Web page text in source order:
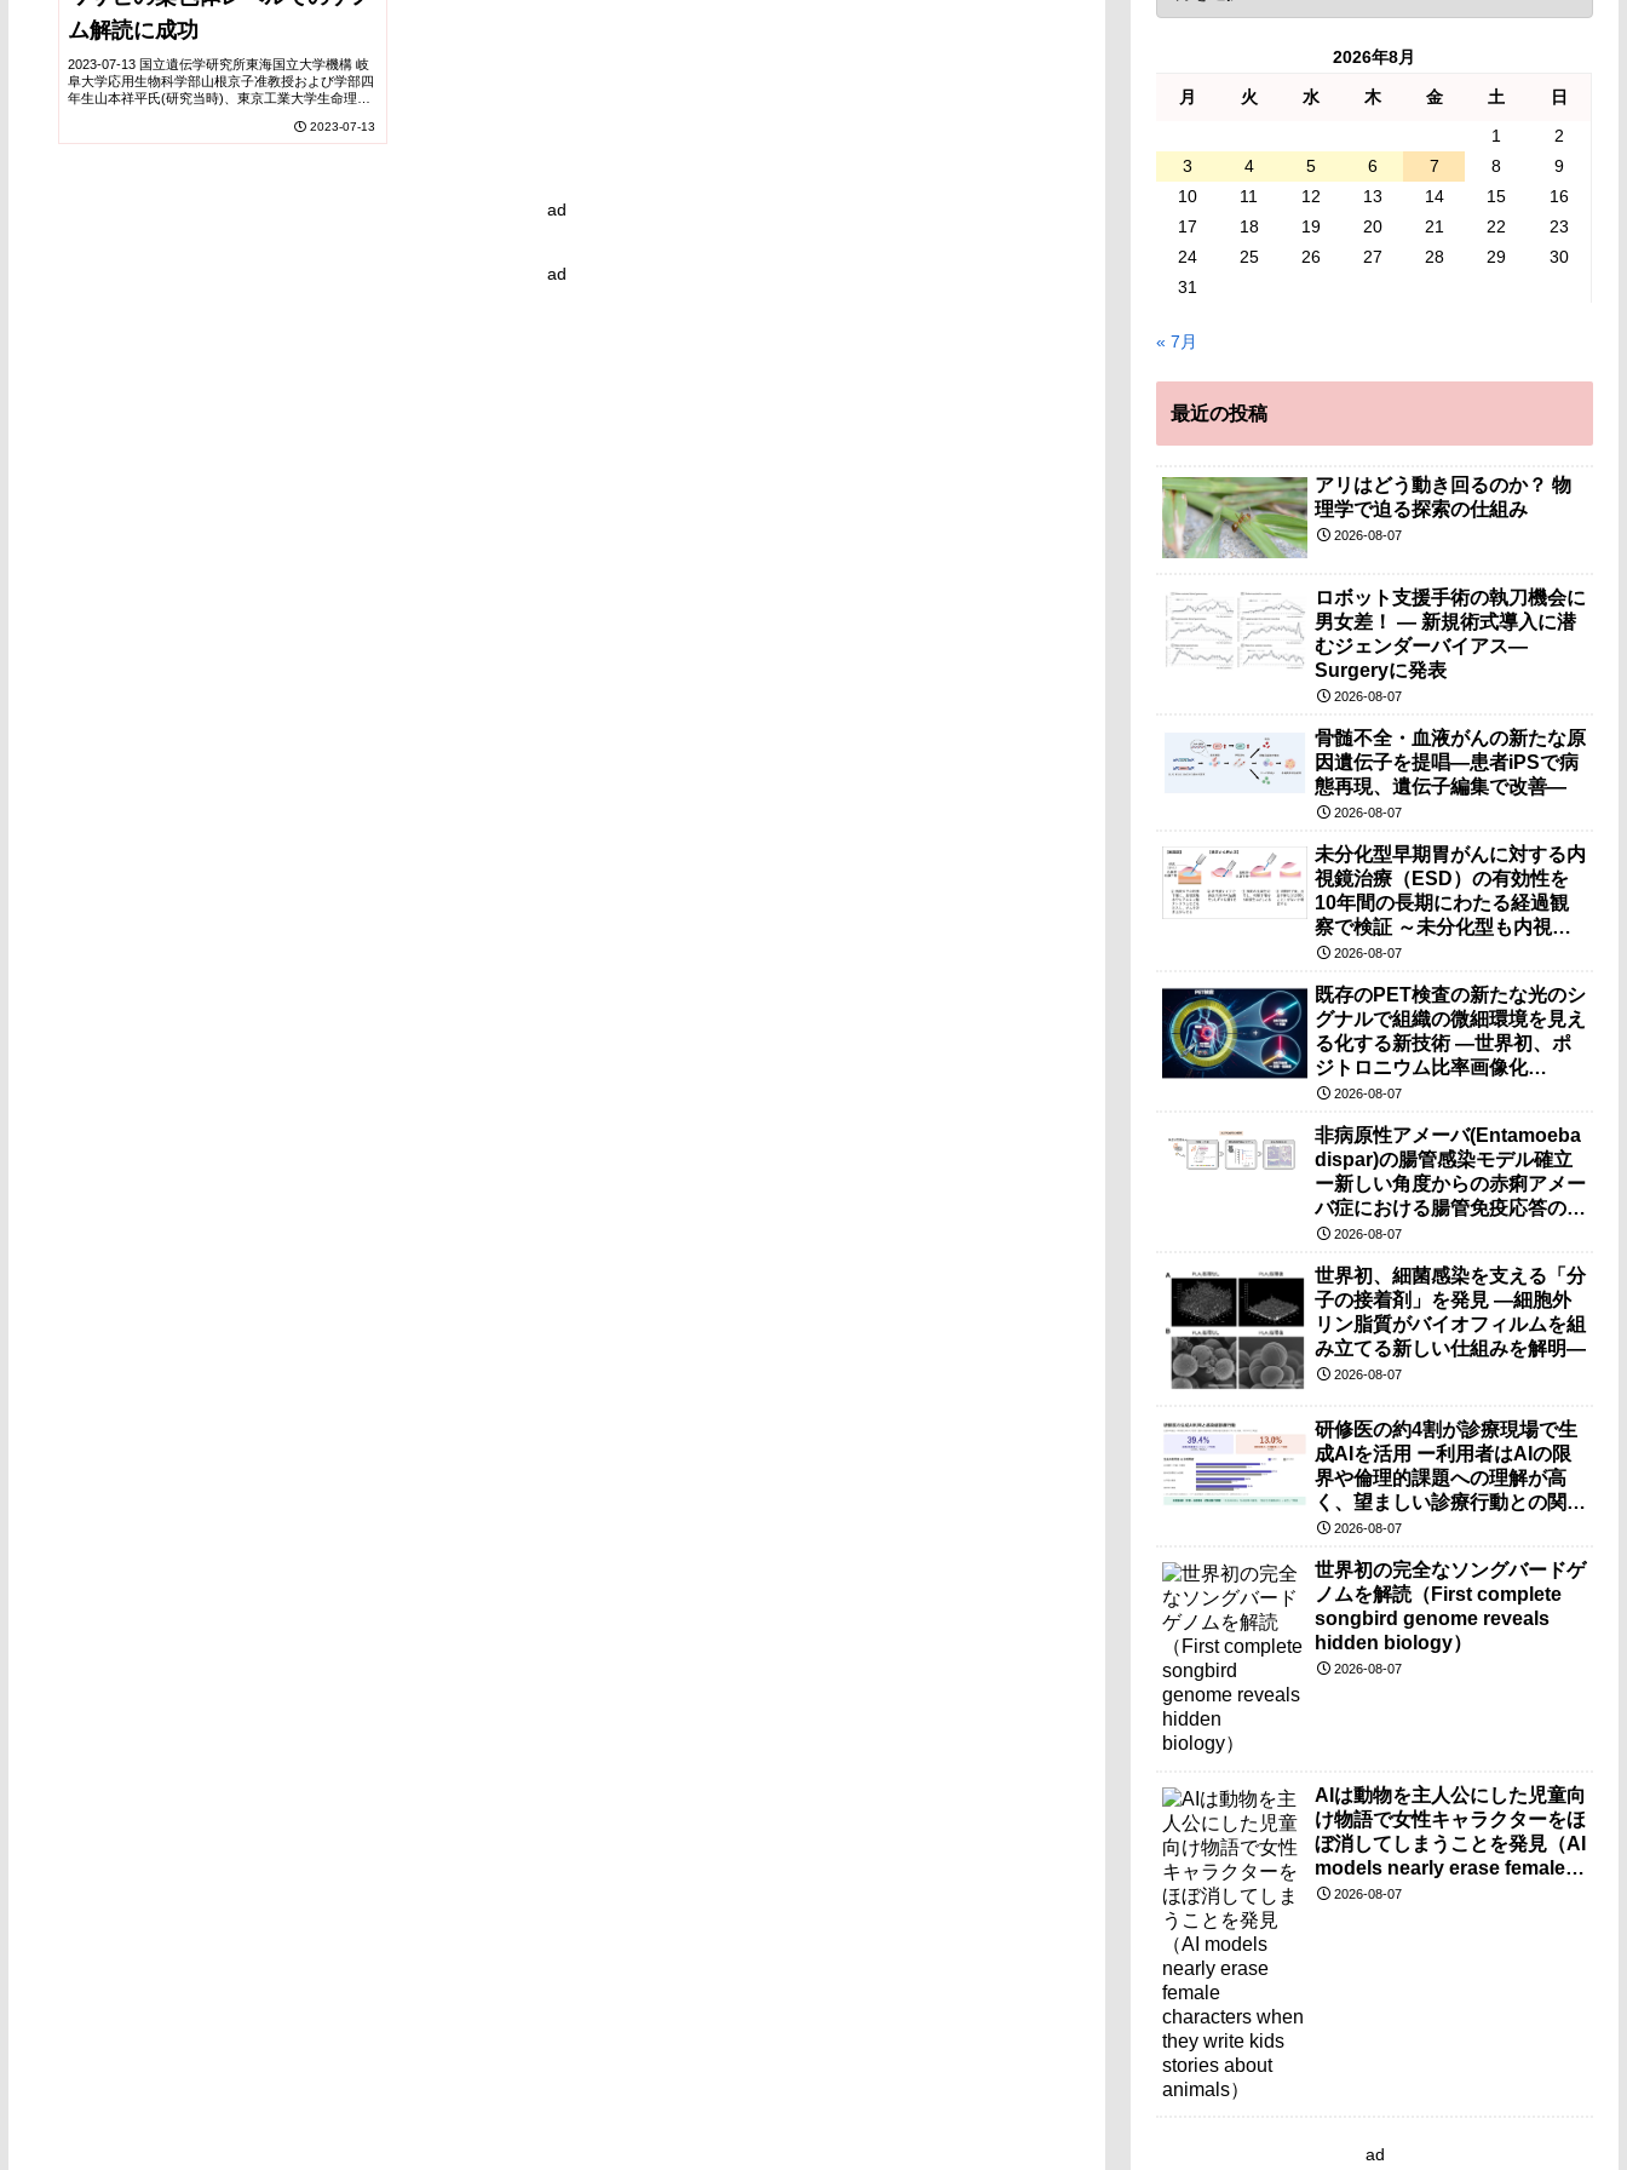
ム解読に成功
2023-07-13 国立遺伝学研究所東海国立大学機構 岐
阜大学応用生物科学部山根京子准教授および学部四
年生山本祥平氏(研究当時)、東京工業大学生命理工
生堀立樹氏(研究当時)、情報・システム研究...2023-07-13
ad
ad
2026年8月
月 火 水 木 金 土
日
1
2
3
4 5 6 7 8
9
10
11 12 13 14 15
16
17
18 19 20 21 22
23
24
25 26 27 28 29
30
31
« 7月
最近の投稿
アリはどう動き回るのか？ 物
理学で迫る探索の仕組み
2026-08-07
ロボット支援手術の執刀機会に
男女差！ — 新規術式導入に潜
むジェンダーバイアス—
Surgeryに発表
2026-08-07
骨髄不全・血液がんの新たな原
因遺伝子を提唱―患者iPSで病
態再現、遺伝子編集で改善―
2026-08-07
未分化型早期胃がんに対する内
視鏡治療（ESD）の有効性を
10年間の長期にわたる経過観
察で検証 ～未分化型も内視鏡
治療で胃の温存が可能～
2026-08-07
既存のPET検査の新たな光のシ
グナルで組織の微細環境を見え
る化する新技術 ―世界初、ポ
ジトロニウム比率画像化
（PRI）の原理検証に成功―
2026-08-07
非病原性アメーバ(Entamoeba
dispar)の腸管感染モデル確立
ー新しい角度からの赤痢アメー
バ症における腸管免疫応答の理
解に期待ー
2026-08-07
世界初、細菌感染を支える「分
子の接着剤」を発見 ―細胞外
リン脂質がバイオフィルムを組
み立てる新しい仕組みを解明―
2026-08-07
研修医の約4割が診療現場で生
成AIを活用 ー利用者はAIの限
界や倫理的課題への理解が高
く、望ましい診療行動との関連
も確認ー
2026-08-07
世界初の完全なソングバードゲ
ノムを解読（First complete
songbird genome reveals
hidden biology）
2026-08-07
AIは動物を主人公にした児童向
け物語で女性キャラクターをほ
ぼ消してしまうことを発見（AI
models nearly erase female
characters when they write
2026-08-07
ad